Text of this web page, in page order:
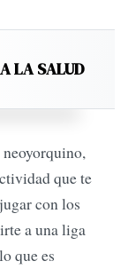
LA SALUD
que te
con los
a una liga
que es